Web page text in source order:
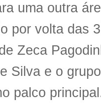
uma outra
por volta das
Zeca
Silva e o
palco